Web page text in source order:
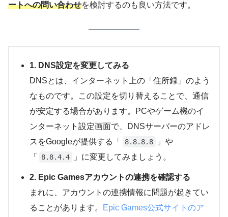
ートへの問い合わせを検討するのも良い方法です。
1. DNS設定を変更してみる
DNSとは、インターネット上の「住所録」のよう
なものです。この設定を切り替えることで、通信
が安定する場合があります。PCやゲーム機のイ
ンターネット設定画面で、DNSサーバーのアドレ
スをGoogleが提供する「
8.8.8.8
」や
「
8.8.4.4 」に変更してみましょう。
2. Epic Gamesアカウントの連携を確認する
まれに、アカウントの連携情報に問題が起きてい
ることがあります。
Epic Games公式サイトのア